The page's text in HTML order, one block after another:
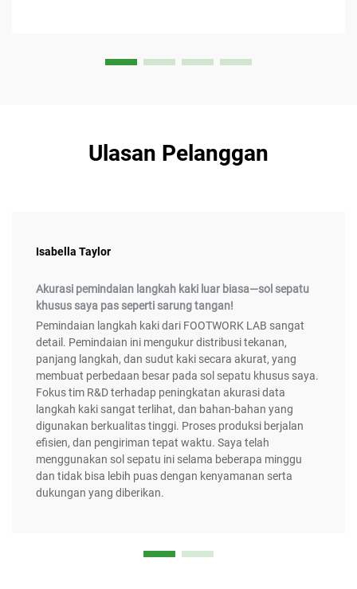
Ulasan Pelanggan
Isabella Taylor
Akurasi pemindaian langkah kaki luar biasa—sol sepatu
khusus saya pas seperti sarung tangan!
Pemindaian langkah kaki dari FOOTWORK LAB sangat
detail. Pemindaian ini mengukur distribusi tekanan,
panjang langkah, dan sudut kaki secara akurat, yang
membuat perbedaan besar pada sol sepatu khusus saya.
Fokus tim R&D terhadap peningkatan akurasi data
langkah kaki sangat terlihat, dan bahan-bahan yang
digunakan berkualitas tinggi. Proses produksi berjalan
efisien, dan pengiriman tepat waktu. Saya telah
menggunakan sol sepatu ini selama beberapa minggu
dan tidak bisa lebih puas dengan kenyamanan serta
dukungan yang diberikan.